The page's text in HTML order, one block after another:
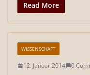
Read More
WISSENSCHAFT
12. Januar 2014 0